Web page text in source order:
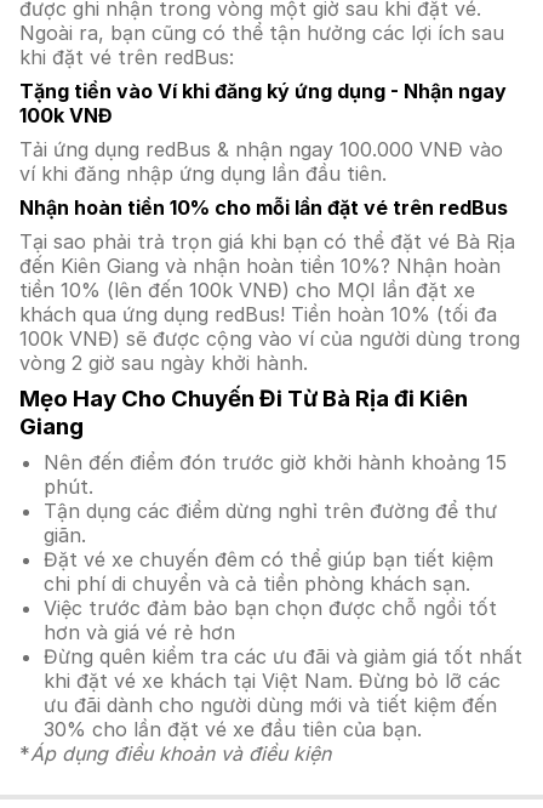
được ghi nhận trong vòng một giờ sau khi đặt vé.
Ngoài ra, bạn cũng có thể tận hưởng các lợi ích sau
khi đặt vé trên redBus:
Tặng tiền vào Ví khi đăng ký ứng dụng - Nhận ngay
100k VNĐ
Tải ứng dụng redBus & nhận ngay 100.000 VNĐ vào
ví khi đăng nhập ứng dụng lần đầu tiên.
Nhận hoàn tiền 10% cho mỗi lần đặt vé trên redBus
Tại sao phải trả trọn giá khi bạn có thể đặt vé Bà Rịa
đến Kiên Giang và nhận hoàn tiền 10%? Nhận hoàn
tiền 10% (lên đến 100k VNĐ) cho MỌI lần đặt xe
khách qua ứng dụng redBus! Tiền hoàn 10% (tối đa
100k VNĐ) sẽ được cộng vào ví của người dùng trong
vòng 2 giờ sau ngày khởi hành.
Mẹo Hay Cho Chuyến Đi Từ Bà Rịa đi Kiên
Giang
Nên đến điểm đón trước giờ khởi hành khoảng 15
phút.
Tận dụng các điểm dừng nghỉ trên đường để thư
giãn.
Đặt vé xe chuyến đêm có thể giúp bạn tiết kiệm
chi phí di chuyển và cả tiền phòng khách sạn.
Việc trước đảm bảo bạn chọn được chỗ ngồi tốt
hơn và giá vé rẻ hơn
Đừng quên kiểm tra các ưu đãi và giảm giá tốt nhất
khi đặt vé xe khách tại Việt Nam. Đừng bỏ lỡ các
ưu đãi dành cho người dùng mới và tiết kiệm đến
30% cho lần đặt vé xe đầu tiên của bạn.
*Áp dụng điều khoản và điều kiện